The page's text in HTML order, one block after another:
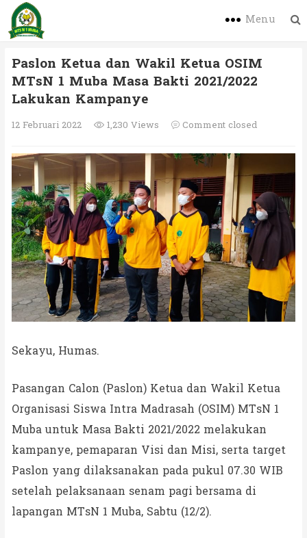
Menu
Paslon Ketua dan Wakil Ketua OSIM
MTsN 1 Muba Masa Bakti 2021/2022
Lakukan Kampanye
12 Februari 2022 1,230 Views Comment closed
Sekayu, Humas.
Pasangan Calon (Paslon) Ketua dan Wakil Ketua
Organisasi Siswa Intra Madrasah (OSIM) MTsN 1
Muba untuk Masa Bakti 2021/2022 melakukan
kampanye, pemaparan Visi dan Misi, serta target
Paslon yang dilaksanakan pada pukul 07.30 WIB
setelah pelaksanaan senam pagi bersama di
lapangan MTsN 1 Muba, Sabtu (12/2).